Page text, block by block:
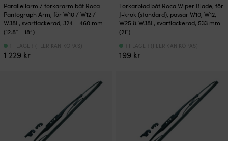
Parallellarm / torkararm båt Roca
Pantograph Arm, för W10 / W12 /
W38L, svartlackerad, 324 – 460 mm
(12.8″ – 18”)
1 229 kr
1 I LAGER (FLER KAN KÖPAS)
Torkarblad båt Roca Wiper Blade, för
J-krok (standard), passar W10, W12,
W25 & W38L, svartlackerad, 533 mm
(21″)
199 kr
1 I LAGER (FLER KAN KÖPAS)